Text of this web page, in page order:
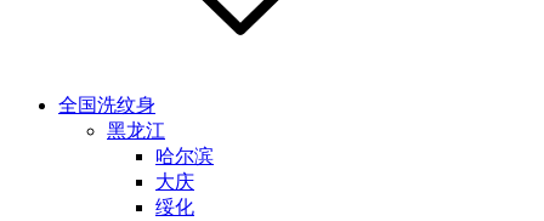
全国洗纹身
黑龙江
哈尔滨
大庆
绥化